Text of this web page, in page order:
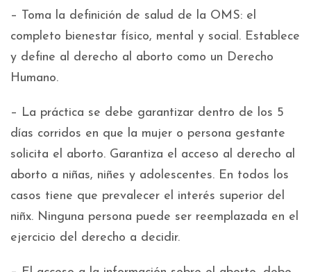
– Toma la definición de salud de la OMS: el
completo bienestar físico, mental y social. Establece
y define al derecho al aborto como un Derecho
Humano.
– La práctica se debe garantizar dentro de los 5
días corridos en que la mujer o persona gestante
solicita el aborto. Garantiza el acceso al derecho al
aborto a niñas, niñes y adolescentes. En todos los
casos tiene que prevalecer el interés superior del
niñx. Ninguna persona puede ser reemplazada en el
ejercicio del derecho a decidir.